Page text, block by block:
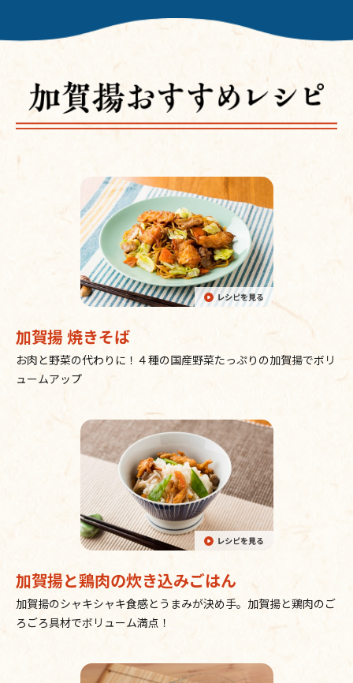
加賀揚 焼きそば
お肉と野菜の代わりに！４種の国産野菜たっぷりの加賀揚でボリ
ュームアップ
加賀揚と鶏肉の炊き込みごはん
加賀揚のシャキシャキ食感とうまみが決め手。加賀揚と鶏肉のご
ろごろ具材でボリューム満点！